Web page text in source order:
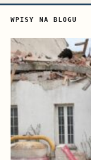
WPISY NA BLOGU